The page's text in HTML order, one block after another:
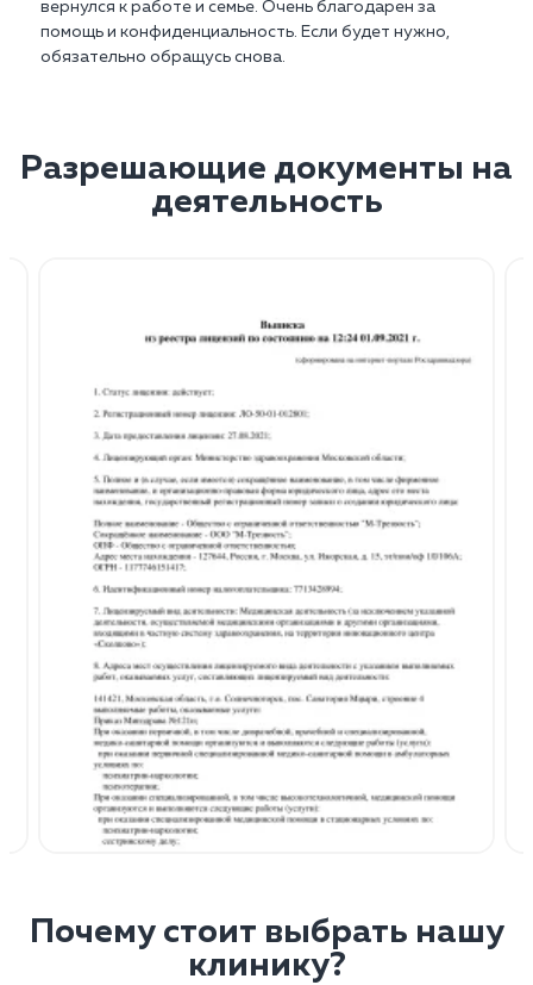
вернулся к работе и семье. Очень благодарен за
помощь и конфиденциальность. Если будет нужно,
обязательно обращусь снова.
Разрешающие документы на
деятельность
Почему стоит выбрать нашу
клинику?